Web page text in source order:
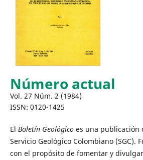
Número actual
Vol. 27 Núm. 2 (1984)
ISSN: 0120-1425
El Boletín Geológicoes una publicación
Servicio Geológico Colombiano (SGC).
con el propósito de fomentar y